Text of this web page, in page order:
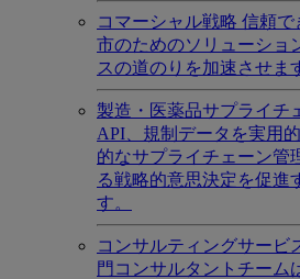
コマーシャル戦略 信頼で
市のためのソリューショ
スの道のりを加速させま
製造・医薬品サプライチ
API、規制データを実用
的なサプライチェーン管
る戦略的意思決定を促進
す。
コンサルティングサービ
門コンサルタントチーム